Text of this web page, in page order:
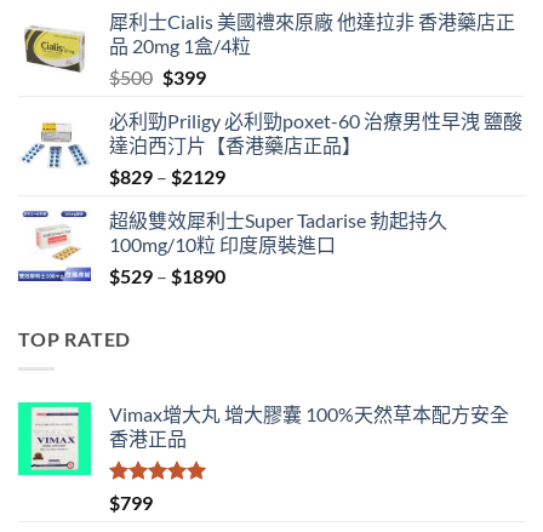
was:
$500.
is:
$480.
犀利士Cialis 美國禮來原廠 他達拉非 香港藥店正
品 20mg 1盒/4粒
$500 Original
was:
$500.
$399Current
is:
$399.
必利勁Priligy 必利勁poxet-60 治療男性早洩 鹽酸
達泊西汀片【香港藥店正品】
$829 – $2129Price
$829
through
$2129
超級雙效犀利士Super Tadarise 勃起持久
100mg/10粒 印度原裝進口
$529 – $1890Price
TOP RATED
Vimax增大丸 增大膠囊 100%天然草本配方安全
香港正品
評分
滿分 5
$799